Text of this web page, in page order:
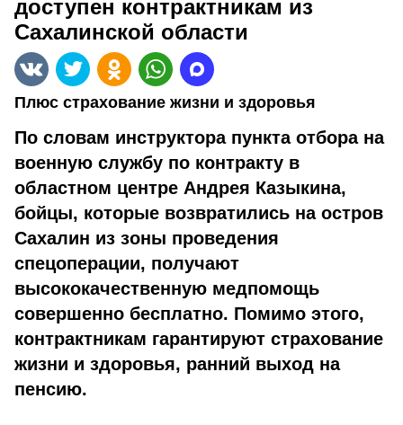
доступен контрактникам из
Сахалинской области
Плюс страхование жизни и здоровья
По словам инструктора пункта отбора на
военную службу по контракту в
областном центре Андрея Казыкина,
бойцы, которые возвратились на остров
Сахалин из зоны проведения
спецоперации, получают
высококачественную медпомощь
совершенно бесплатно. Помимо этого,
контрактникам гарантируют страхование
жизни и здоровья, ранний выход на
пенсию.